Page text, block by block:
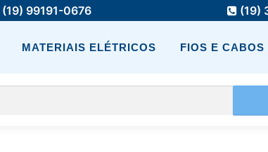
(19) 99191-0676 (19)
MATERIAIS ELÉTRICOS FIOS E CABOS